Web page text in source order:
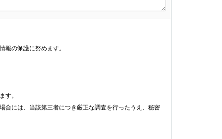
の保護に努めます。
す。
合には、当該第三者につき厳正な調査を行ったうえ、秘密